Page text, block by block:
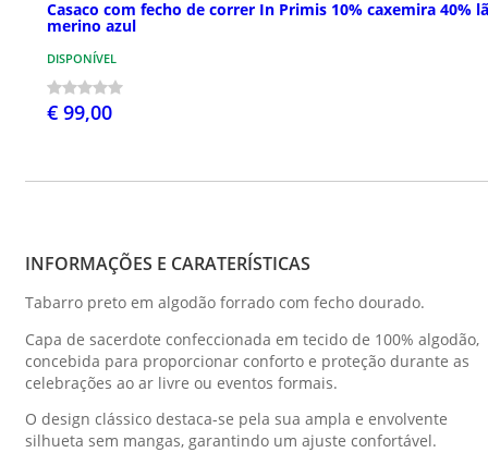
Casaco com fecho de correr In Primis 10% caxemira 40% lã
merino azul
DISPONÍVEL
€ 99,00
INFORMAÇÕES E CARATERÍSTICAS
Tabarro preto em algodão forrado com fecho dourado.
Capa de sacerdote confeccionada em tecido de 100% algodão,
concebida para proporcionar conforto e proteção durante as
celebrações ao ar livre ou eventos formais.
O design clássico destaca-se pela sua ampla e envolvente
silhueta sem mangas, garantindo um ajuste confortável.